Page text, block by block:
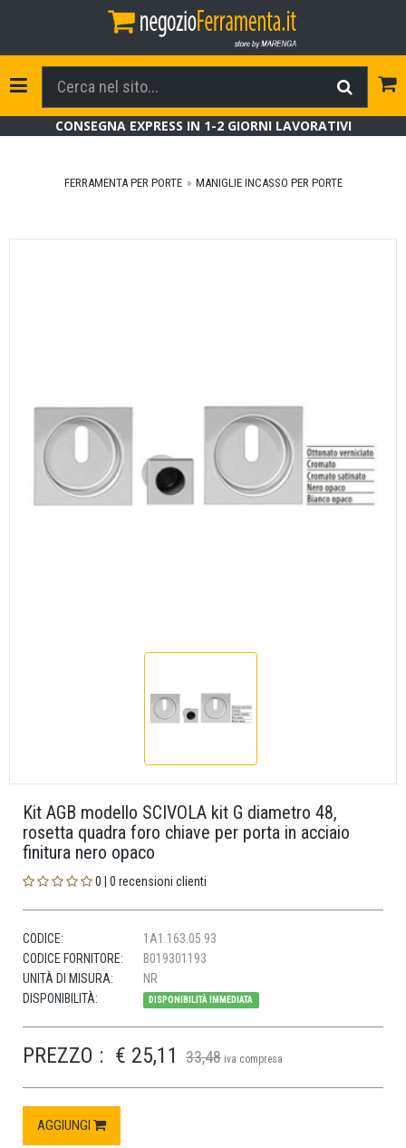
Toggle Navigation
CONSEGNA EXPRESS IN 1-2 GIORNI LAVORATIVI
FERRAMENTA PER PORTE MANIGLIE INCASSO PER PORTE
Kit AGB modello SCIVOLA kit G diametro 48,
rosetta quadra foro chiave per porta in acciaio
finitura nero opaco
0 | 0 recensioni clienti
CODICE:
1A1.163.05.93
CODICE FORNITORE:
B019301193
UNITÀ DI MISURA:
NR
DISPONIBILITÀ:
DISPONIBILITÀ IMMEDIATA
PREZZO : € 25,11 33,48 iva compresa
AGGIUNGI